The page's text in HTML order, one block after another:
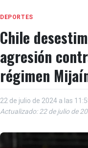
DEPORTES
Chile
agresión
régimen
22 de julio de 2024 a las
Actualizado: 22 de julio de